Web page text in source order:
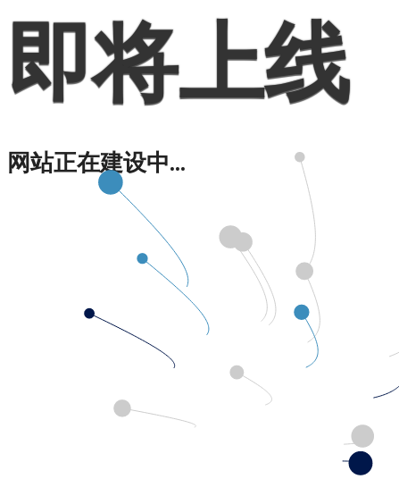
即将上线
网站正在建设中...